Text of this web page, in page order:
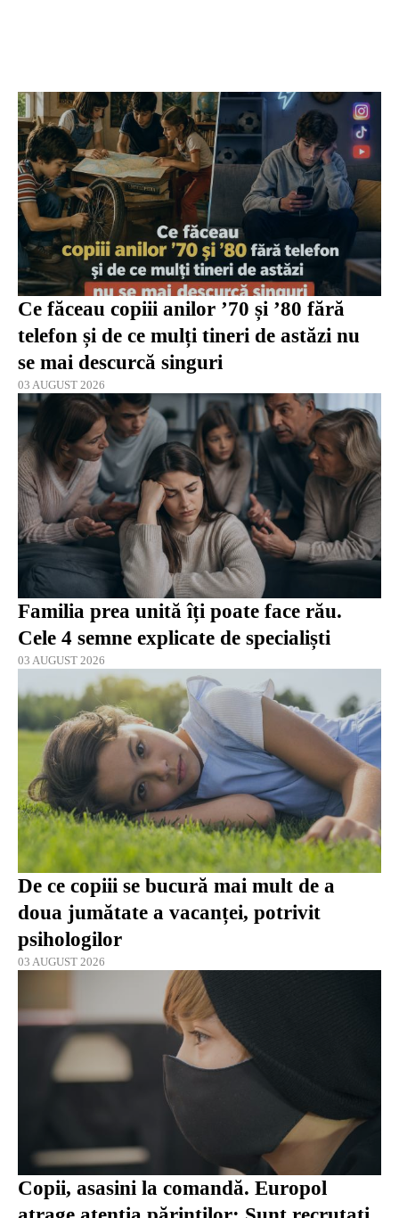
Ce făceau copiii anilor ’70 și ’80 fără
telefon și de ce mulți tineri de astăzi nu
se mai descurcă singuri
03 AUGUST 2026
Familia prea unită îți poate face rău.
Cele 4 semne explicate de specialiști
03 AUGUST 2026
De ce copiii se bucură mai mult de a
doua jumătate a vacanței, potrivit
psihologilor
03 AUGUST 2026
Copii, asasini la comandă. Europol